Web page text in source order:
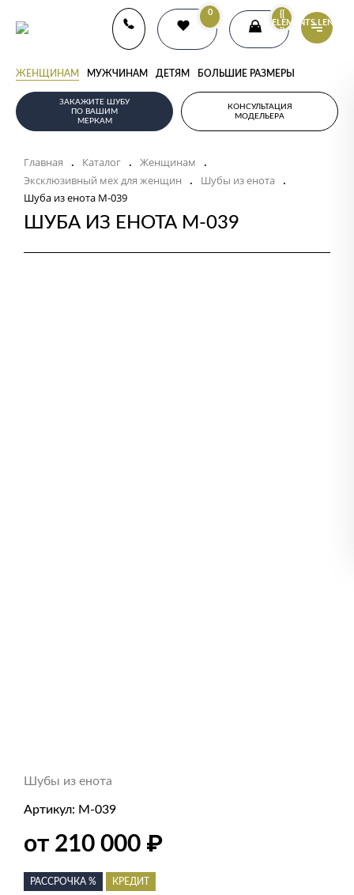
0
{{
ELEMENTS.LENGTH
}}
ЖЕНЩИНАМ МУЖЧИНАМ ДЕТЯМ БОЛЬШИЕ РАЗМЕРЫ
ЗАКАЖИТЕ ШУБУ
ПО ВАШИМ
МЕРКАМ
КОНСУЛЬТАЦИЯ
МОДЕЛЬЕРА
Главная . Каталог . Женщинам .
Эксклюзивный мех для женщин . Шубы из енота .
Шуба из енота М-039
ШУБА ИЗ ЕНОТА М-039
Шубы из енота
Артикул: М-039
от 210 000 ₽
РАССРОЧКА % КРЕДИТ